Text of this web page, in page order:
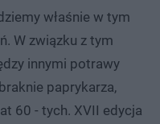
właśnie w tym
W związku z tym
innymi potrawy
paprykarza,
60 - tych. XVII edycja